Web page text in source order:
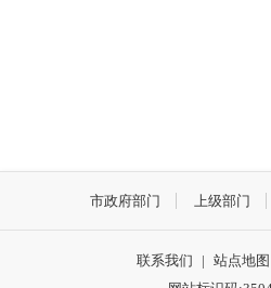
市政府部门 上级部门
联系我们 | 站点地图